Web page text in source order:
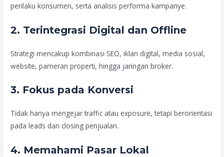
perilaku konsumen, serta analisis performa kampanye.
2. Terintegrasi Digital dan Offline
Strategi mencakup kombinasi SEO, iklan digital, media sosial,
website, pameran properti, hingga jaringan broker.
3. Fokus pada Konversi
Tidak hanya mengejar traffic atau exposure, tetapi berorientasi
pada leads dan closing penjualan.
4. Memahami Pasar Lokal